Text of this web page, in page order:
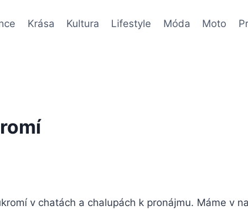
Krása Kultura Lifestyle Móda Moto
v chatách a chalupách k pronájmu. Máme v